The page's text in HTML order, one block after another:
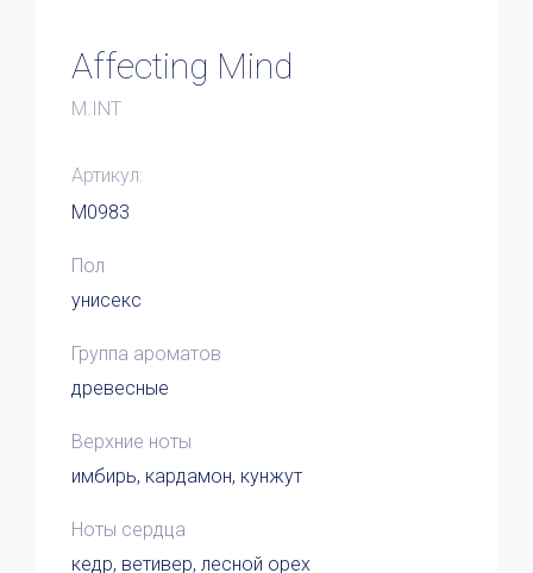
Affecting Mind
M.INT
Артикул:
M0983
Пол
унисекс
Группа ароматов
древесные
Верхние ноты
имбирь, кардамон, кунжут
Ноты сердца
кедр, ветивер, лесной орех